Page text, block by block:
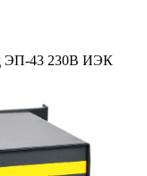
ЭП-43 230В ИЭК